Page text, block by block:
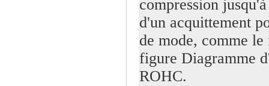
compression
d'un acquittement
de mode, comme
figure Diagramme
ROHC.